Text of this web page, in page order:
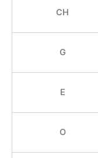
CH
G
E
O